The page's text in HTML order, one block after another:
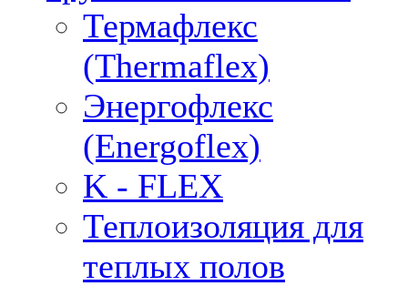
Термафлекс
(Thermaflex)
Энергофлекс
(Energoflex)
K - FLEX
Теплоизоляция для
теплых полов